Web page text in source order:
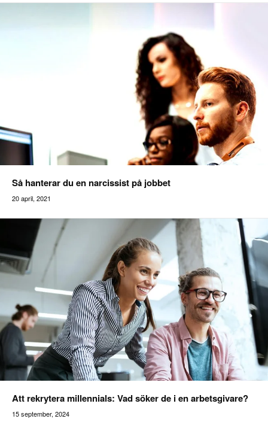
Addilon
Så hanterar du en narcissist på jobbet
20 april, 2021
Addilon
Att rekrytera millennials: Vad söker de i en arbetsgivare?
15 september, 2024